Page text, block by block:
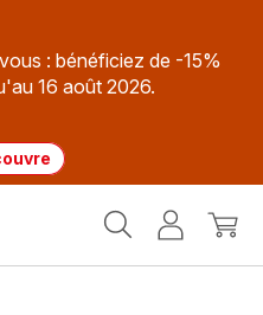
: bénéficiez de -15%
16 août 2026.
MonMon